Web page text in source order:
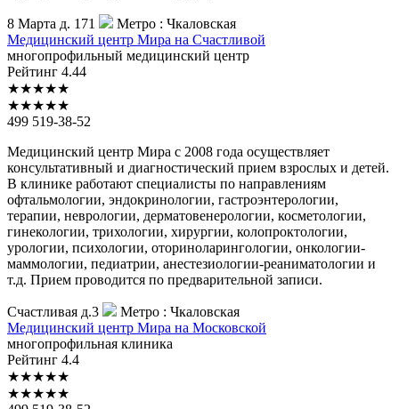
8 Марта д. 171 Метро : Чкаловская
Медицинский центр Мира на Счастливой
многопрофильный медицинский центр
Рейтинг 4.44
★★★★★
★★★★★
499 519-38-52
Медицинский центр Мира с 2008 года осуществляет
консультативный и диагностический прием взрослых и детей.
В клинике работают специалисты по направлениям
офтальмологии, эндокринологии, гастроэнтерологии,
терапии, неврологии, дерматовенерологии, косметологии,
гинекологии, трихологии, хирургии, колопроктологии,
урологии, психологии, оториноларингологии, онкологии-
маммологии, педиатрии, анестезиологии-реаниматологии и
т.д. Прием проводится по предварительной записи.
Счастливая д.3 Метро : Чкаловская
Медицинский центр Мира на Московской
многопрофильная клиника
Рейтинг 4.4
★★★★★
★★★★★